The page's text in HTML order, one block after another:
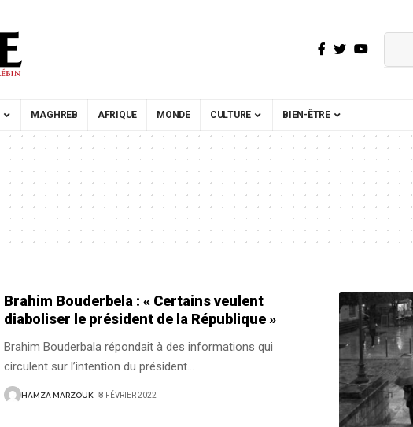
MAGHREB AFRIQUE MONDE CULTURE BIEN-ÊTRE
Brahim Bouderbela : « Certains veulent
diaboliser le président de la République »
Brahim Bouderbala répondait à des informations qui
circulent sur l’intention du président…
HAMZA MARZOUK 8 FÉVRIER 2022